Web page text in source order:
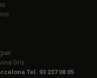
Gris
Tel. 93 237 08 05